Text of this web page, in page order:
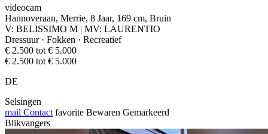
videocam
Hannoveraan, Merrie, 8 Jaar, 169 cm, Bruin
V: BELISSIMO M | MV: LAURENTIO
Dressuur · Fokken · Recreatief
€ 2.500 tot € 5.000
€ 2.500 tot € 5.000
DE
Selsingen
mail Contact favorite Bewaren Gemarkeerd
Blikvangers